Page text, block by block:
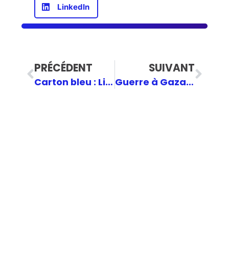
LinkedIn
PRÉCÉDENT
Carton bleu : Libre-échange ou soumission ?
SUIVANT
Guerre à Gaza : refuser l’illusion, choisir l’efficacité